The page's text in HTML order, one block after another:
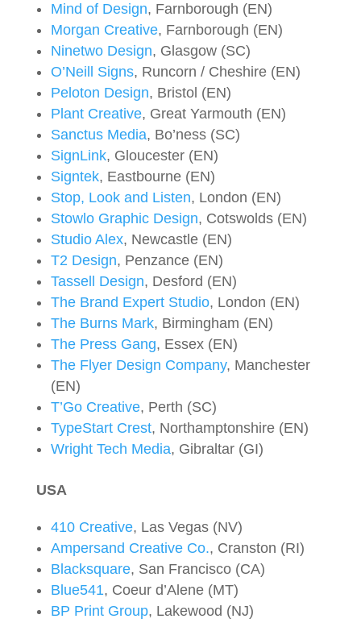
Mind of Design, Farnborough (EN)
Morgan Creative, Farnborough (EN)
Ninetwo Design, Glasgow (SC)
O’Neill Signs, Runcorn / Cheshire (EN)
Peloton Design, Bristol (EN)
Plant Creative, Great Yarmouth (EN)
Sanctus Media, Bo’ness (SC)
SignLink, Gloucester (EN)
Signtek, Eastbourne (EN)
Stop, Look and Listen, London (EN)
Stowlo Graphic Design, Cotswolds (EN)
Studio Alex, Newcastle (EN)
T2 Design, Penzance (EN)
Tassell Design, Desford (EN)
The Brand Expert Studio, London (EN)
The Burns Mark, Birmingham (EN)
The Press Gang, Essex (EN)
The Flyer Design Company, Manchester
(EN)
T’Go Creative, Perth (SC)
TypeStart Crest, Northamptonshire (EN)
Wright Tech Media, Gibraltar (GI)
USA
410 Creative, Las Vegas (NV)
Ampersand Creative Co., Cranston (RI)
Blacksquare, San Francisco (CA)
Blue541, Coeur d’Alene (MT)
BP Print Group, Lakewood (NJ)